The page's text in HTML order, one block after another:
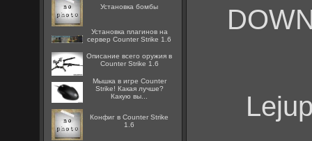
Установка бомбы
Установка плагинов на
сервер Counter Strike 1.6
Описание всего оружия в
Counter Strike 1.6
Мышка в игре Counter
Strike! Какая лучше?
Какую вы...
Конфиг в Counter Strike
1.6